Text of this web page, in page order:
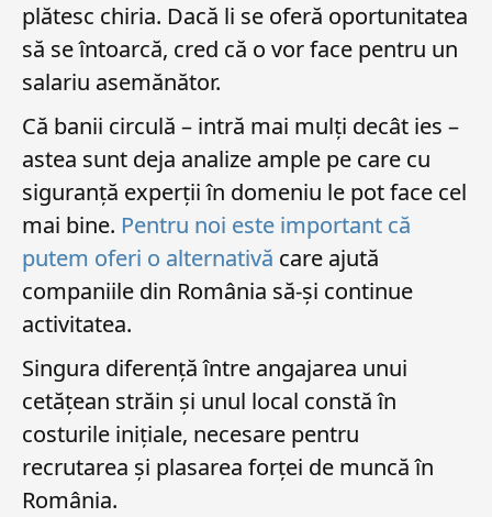
plătesc chiria. Dacă li se oferă oportunitatea
să se întoarcă, cred că o vor face pentru un
salariu asemănător.
Că banii circulă – intră mai mulți decât ies –
astea sunt deja analize ample pe care cu
siguranță experții în domeniu le pot face cel
mai bine. Pentru noi este important că
putem oferi o alternativă care ajută
companiile din România să-și continue
activitatea.
Singura diferență între angajarea unui
cetățean străin și unul local constă în
costurile inițiale, necesare pentru
recrutarea și plasarea forței de muncă în
România.